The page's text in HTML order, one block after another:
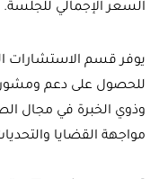
السعر الإجمالي للجلسة.
يوفر قسم الاستشارات
للحصول على دعم
وذوي الخبرة في مجال
مواجهة القضايا